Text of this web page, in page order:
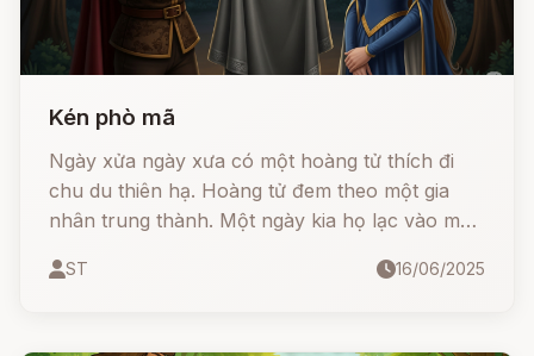
Kén phò mã
Ngày xửa ngày xưa có một hoàng tử thích đi
chu du thiên hạ. Hoàng tử đem theo một gia
nhân trung thành. Một ngày kia họ lạc vào một
vẫn không nhìn thấy một ngôi nhà nào, họ lo
ST 16/06/2025